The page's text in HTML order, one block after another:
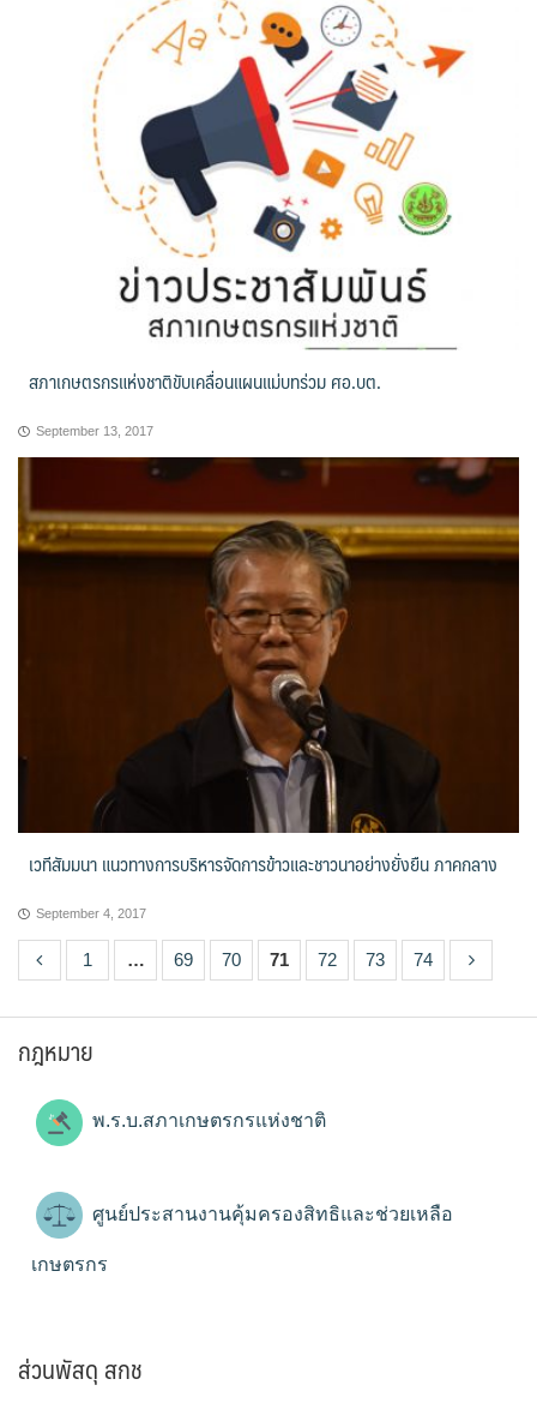
สภาเกษตรกรแห่งชาติขับเคลื่อนแผนแม่บทร่วม ศอ.บต.
September 13, 2017
เวทีสัมมนา แนวทางการบริหารจัดการข้าวและชาวนาอย่างยั่งยืน ภาคกลาง
September 4, 2017
1 … 69 70 71 72 73 74
กฎหมาย
พ.ร.บ.สภาเกษตรกรแห่งชาติ
ศูนย์ประสานงานคุ้มครองสิทธิและช่วยเหลือ
เกษตรกร
ส่วนพัสดุ สกช